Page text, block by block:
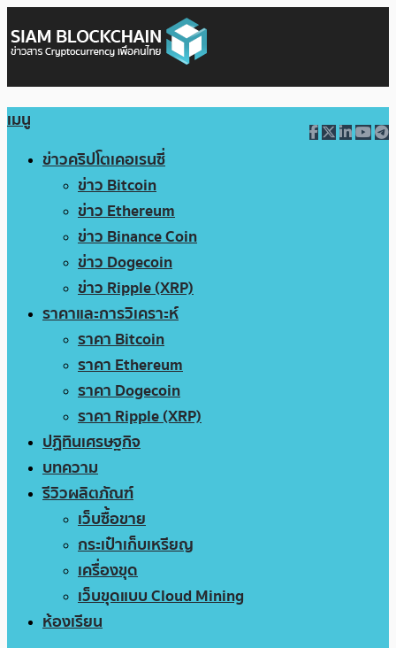
เมนู
ข่าวคริปโตเคอเรนซี่
ข่าว Bitcoin
ข่าว Ethereum
ข่าว Binance Coin
ข่าว Dogecoin
ข่าว Ripple (XRP)
ราคาและการวิเคราะห์
ราคา Bitcoin
ราคา Ethereum
ราคา Dogecoin
ราคา Ripple (XRP)
ปฏิทินเศรษฐกิจ
บทความ
รีวิวผลิตภัณฑ์
เว็บซื้อขาย
กระเป๋าเก็บเหรียญ
เครื่องขุด
เว็บขุดแบบ Cloud Mining
ห้องเรียน